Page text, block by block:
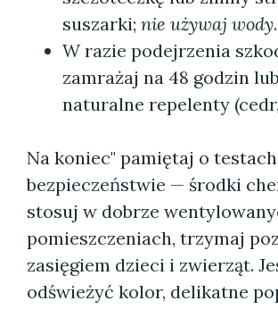
suszarki; nie używaj wody.
W razie podejrzenia
zamrażaj na 48 godzin
naturalne repelenty
Na koniec" pamiętaj o
bezpieczeństwie — środki
stosuj w dobrze
pomieszczeniach, trzymaj
zasięgiem dzieci i zwierząt.
odświeżyć kolor, delikatne